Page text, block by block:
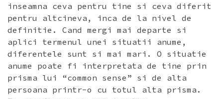
inseamna ceva pentru tine si ceva diferit
pentru altcineva, inca de la nivel de
definitie. Cand mergi mai departe si
aplici termenul unei situatii anume,
diferentele sunt si mai mari. O situatie
anume poate fi interpretata de tine prin
prisma lui “common sense” si de alta
persoana printr-o cu totul alta prisma.